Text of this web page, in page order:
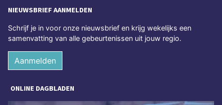
NIEUWSBRIEF AANMELDEN
Schrijf je in voor onze nieuwsbrief en krijg wekelijks een
samenvatting van alle gebeurtenissen uit jouw regio.
Aanmelden
ONLINE DAGBLADEN